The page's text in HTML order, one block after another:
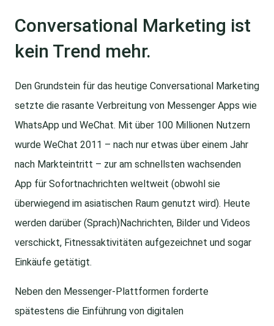
Conversational Marketing ist
kein Trend mehr.
Den Grundstein für das heutige Conversational Marketing
setzte die rasante Verbreitung von Messenger Apps wie
WhatsApp und WeChat. Mit über 100 Millionen Nutzern
wurde WeChat 2011 – nach nur etwas über einem Jahr
nach Markteintritt – zur am schnellsten wachsenden
App für Sofortnachrichten weltweit (obwohl sie
überwiegend im asiatischen Raum genutzt wird). Heute
werden darüber (Sprach)Nachrichten, Bilder und Videos
verschickt, Fitnessaktivitäten aufgezeichnet und sogar
Einkäufe getätigt.
Neben den Messenger-Plattformen forderte
spätestens die Einführung von digitalen